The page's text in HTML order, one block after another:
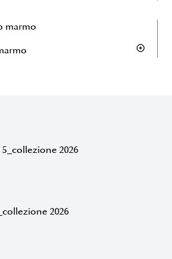
2026